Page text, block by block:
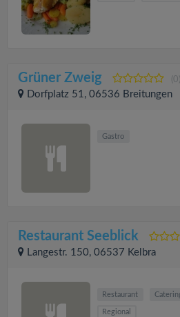
Grüner Zweig (0)
Dorfplatz 51, 06536 Breitungen
Gastro
Restaurant Seeblick
Langestr. 150, 06537 Kelbra
Restaurant
Regional